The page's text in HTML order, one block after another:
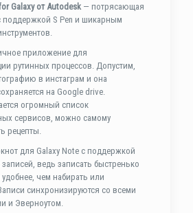
Galaxy от Autodesk — потрясающая
поддержкой S Pen и шикарным
приложение для
рутинных процессов. Допустим,
в инстаграм и она
на Google drive.
огромный список
сервисов, можно самому
рецепты.
для Galaxy Note с поддержкой
ведь записать быстренько
удобнее, чем набирать или
синхронизируются со всеми
и Эверноутом.